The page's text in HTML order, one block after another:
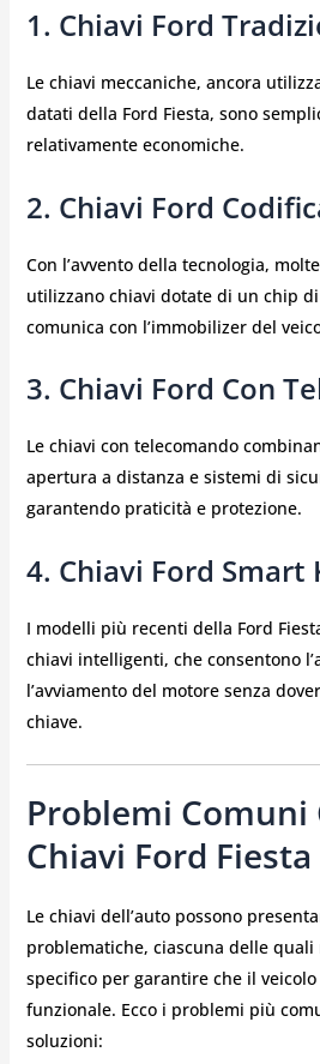
1. Chiavi Ford
Le chiavi meccaniche, ancora
datati della Ford Fiesta, sono
relativamente economiche.
2. Chiavi Ford
Con l’avvento della tecnologia,
utilizzano chiavi dotate di un chip
comunica con l’immobilizer del
3. Chiavi Ford Con
Le chiavi con telecomando
apertura a distanza e sistemi di
garantendo praticità e protezione.
4. Chiavi Ford Smart
I modelli più recenti della Ford
chiavi intelligenti, che consentono
l’avviamento del motore senza
chiave.
Problemi Comuni
Chiavi Ford Fiesta
Le chiavi dell’auto possono
problematiche, ciascuna delle
specifico per garantire che il
funzionale. Ecco i problemi più
soluzioni: